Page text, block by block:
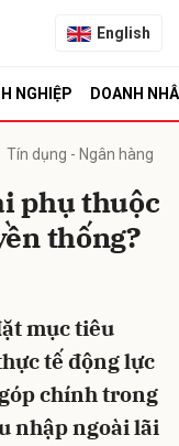
English
NGHIỆP DOANH
Tín dụng - Ngân hàng
phụ thuộc
thống?
mục tiêu
tế động lực
chính trong
nhập ngoài lãi
Hủy